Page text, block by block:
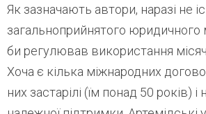
Як зазначають автори, наразі не
загальноприйнятого юридичного
би регулював використання
Хоча є кілька міжнародних
них застарілі (їм понад 50 років)